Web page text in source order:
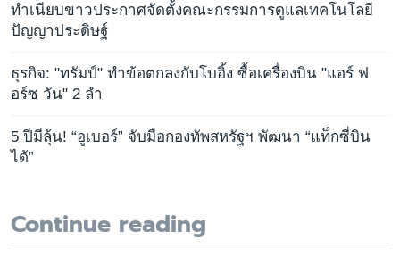
ทำเนียบขาวประกาศจัดตั้งคณะกรรมการดูแลเทคโนโลยี
ปัญญาประดิษฐ์
ธุรกิจ: "ทรัมป์" ทำข้อตกลงกับโบอิ้ง ซื้อเครื่องบิน "แอร์ ฟ
อร์ซ วัน" 2 ลำ
5 ปีมีลุ้น! “อูเบอร์” จับมือกองทัพสหรัฐฯ พัฒนา “แท็กซี่บิน
ได้”
Continue reading